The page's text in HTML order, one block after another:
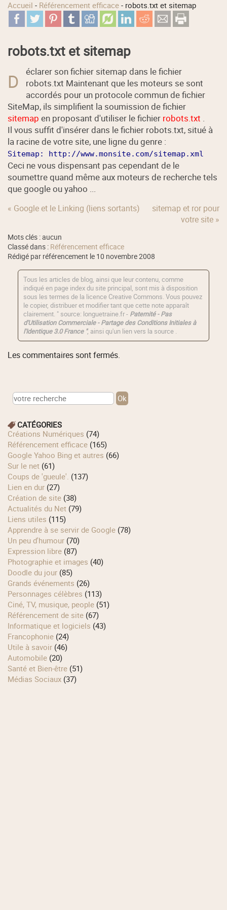
Accueil - Référencement efficace - robots.txt et sitemap
robots.txt et sitemap
D
éclarer son fichier sitemap dans le fichier
robots.txt Maintenant que les moteurs se sont
accordés pour un protocole commun de fichier
SiteMap, ils simplifient la soumission de fichier
sitemap en proposant d'utiliser le fichier robots.txt
Il vous suffit d'insérer dans le fichier robots.txt, situé à
la racine de votre site, une ligne du genre :
Sitemap: http://www.monsite.com/sitemap.xml
Ceci ne vous dispensant pas cependant de le
soumettre quand même aux moteurs de recherche tels
que google ou yahoo ...
« Google et le Linking (liens sortants)
sitemap et ror pour
votre site »
Mots clés : aucun
Classé dans : Référencement efficace
Rédigé par référencement le 10 novembre 2008
Tous les articles de blog, ainsi que leur contenu, comme
indiqué en page index du site principal, sont mis à disposition
sous les termes de la licence Creative Commons. Vous pouvez
le copier, distribuer et modifier tant que cette note apparaît
clairement. " source: longuetraine.fr - Paternité - Pas
d'Utilisation Commerciale - Partage des Conditions Initiales à
l'Identique 3.0 France ", ainsi qu'un lien vers la source .
Les commentaires sont fermés.
CATÉGORIES
Créations Numériques (74)
Référencement efficace (165)
Google Yahoo Bing et autres (66)
Sur le net (61)
Coups de 'gueule'. (137)
Lien en dur (27)
Création de site (38)
Actualités du Net (79)
Liens utiles (115)
Apprendre à se servir de Google (78)
Un peu d'humour (70)
Expression libre (87)
Photographie et images (40)
Doodle du jour (85)
Grands événements (26)
Personnages célèbres (113)
Ciné, TV, musique, people (51)
Référencement de site (67)
Informatique et logiciels (43)
Francophonie (24)
Utile à savoir (46)
Automobile (20)
Santé et Bien-être (51)
Médias Sociaux (37)